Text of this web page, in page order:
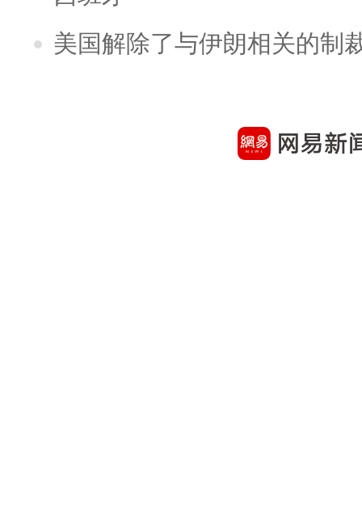
美国解除了与伊朗相关的制